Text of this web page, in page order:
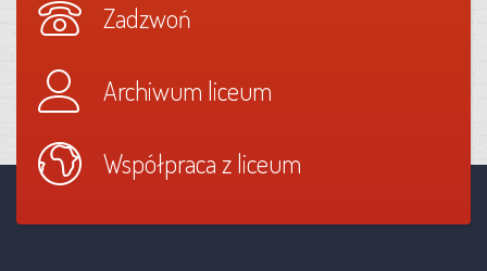
Zadzwoń
Archiwum liceum
Współpraca z liceum